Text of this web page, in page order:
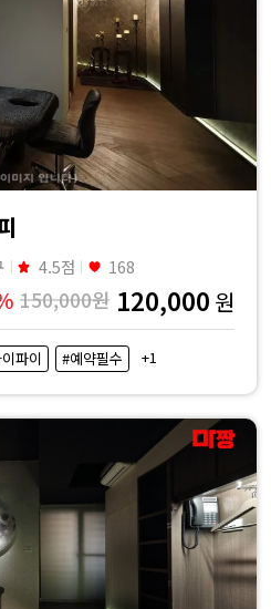
4.5점 168
150,000원 120,000 원
파이 #예약필수 +1